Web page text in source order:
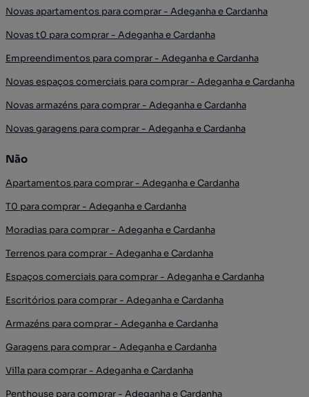
Novas apartamentos para comprar - Adeganha e Cardanha
Novas t0 para comprar - Adeganha e Cardanha
Empreendimentos para comprar - Adeganha e Cardanha
Novas espaços comerciais para comprar - Adeganha e Cardanha
Novas armazéns para comprar - Adeganha e Cardanha
Novas garagens para comprar - Adeganha e Cardanha
Não
Apartamentos para comprar - Adeganha e Cardanha
T0 para comprar - Adeganha e Cardanha
Moradias para comprar - Adeganha e Cardanha
Terrenos para comprar - Adeganha e Cardanha
Espaços comerciais para comprar - Adeganha e Cardanha
Escritórios para comprar - Adeganha e Cardanha
Armazéns para comprar - Adeganha e Cardanha
Garagens para comprar - Adeganha e Cardanha
Villa para comprar - Adeganha e Cardanha
Penthouse para comprar - Adeganha e Cardanha